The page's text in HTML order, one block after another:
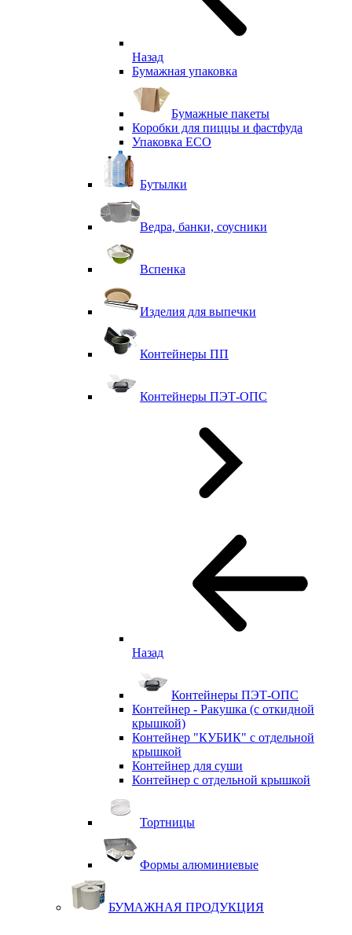
Назад
Бумажная упаковка
Бумажные пакеты
Коробки для пиццы и фастфуда
Упаковка ECO
Бутылки
Ведра, банки, соусники
Вспенка
Изделия для выпечки
Контейнеры ПП
Контейнеры ПЭТ-ОПС
Назад
Контейнеры ПЭТ-ОПС
Контейнер - Ракушка (с откидной
крышкой)
Контейнер "КУБИК" с отдельной
крышкой
Контейнер для суши
Контейнер с отдельной крышкой
Тортницы
Формы алюминиевые
БУМАЖНАЯ ПРОДУКЦИЯ